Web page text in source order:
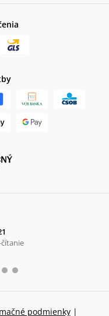
čítanie
podmienky |